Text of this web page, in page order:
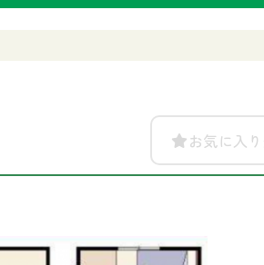
お気に入